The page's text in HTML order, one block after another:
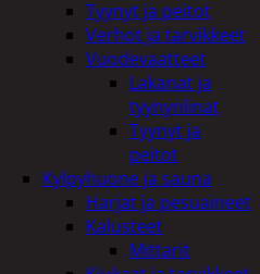
Tyynyt ja peitot
Verhot ja tarvikkeet
Vuodevaatteet
Lakanat ja
tyynynlinat
Tyynyt ja
peitot
Kylpyhuone ja sauna
Harjat ja pesuaineet
Kalusteet
Mittarit